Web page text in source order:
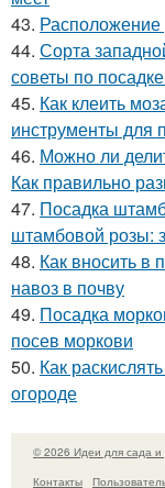
43. Расположение
44. Сорта
советы по
45. Как клеить
инструменты для
46. Можно ли
Как правильно
47. Посадка
штамбовой розы:
48. Как вносить в
навоз в почву
49. Посадка
посев моркови
50. Как
огороде
© 2026 Идеи для сада и
Контакты